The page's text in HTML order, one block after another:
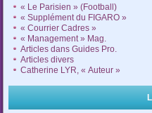
« Le Parisien » (Football)
« Supplément du FIGARO »
« Courrier Cadres »
« Management » Mag.
Articles dans Guides Pro.
Articles divers
Catherine LYR, « Auteur »